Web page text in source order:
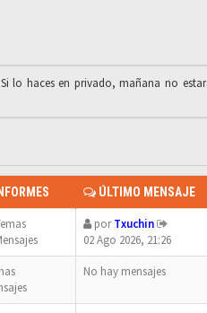
lo haces en privado, mañana no
ÚLTIMO MENSAJE
porTxuchin
02 Ago 2026, 21:26
No hay mensajes